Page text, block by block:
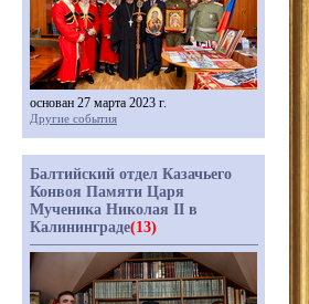
основан 27 марта 2023 г.
Другие события
Балтийский отдел Казачьего
Конвоя Памяти Царя
Мученика Николая II в
Калининграде(13)